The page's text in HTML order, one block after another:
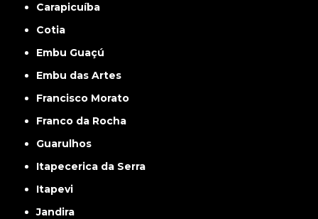
Carapicuíba
Cotia
Embu Guaçú
Embu das Artes
Francisco Morato
Franco da Rocha
Guarulhos
Itapecerica da Serra
Itapevi
Jandira